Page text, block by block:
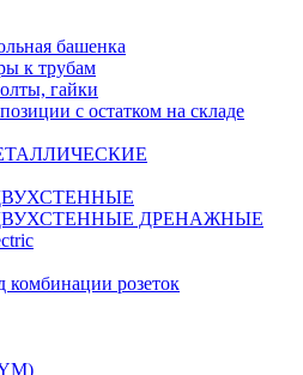
башенка
к трубам
гайки
с остатком на складе
ДРЕНАЖНЫЕ
комбинации розеток